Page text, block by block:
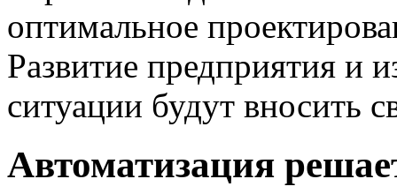
оптимальное
Развитие предприятия и
ситуации будут вносить
Автоматизация